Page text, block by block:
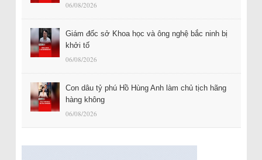
06/08/2026
Giám đốc sở Khoa học và ông nghệ bắc ninh bị
khởi tố
06/08/2026
Con dâu tỷ phú Hồ Hùng Anh làm chủ tịch hãng
hàng không
06/08/2026